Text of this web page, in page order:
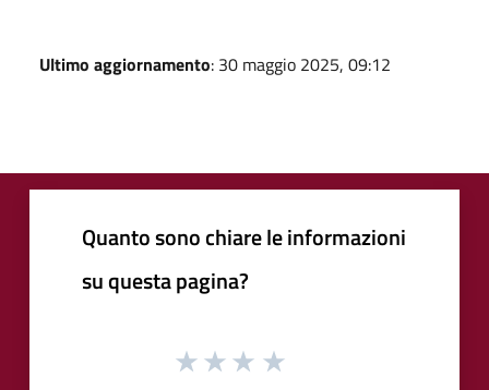
Ultimo aggiornamento: 30 maggio 2025, 09:12
Quanto sono chiare le informazioni
su questa pagina?